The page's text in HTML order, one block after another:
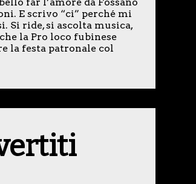
E scrivo “ci” perché mi
Si ride, si ascolta musica,
la Pro loco fubinese
la festa patronale col